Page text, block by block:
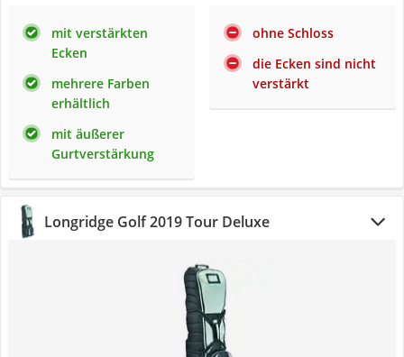
mit verstärkten
Ecken
mehrere Farben
erhältlich
mit äußerer
Gurtverstärkung
ohne Schloss
die Ecken sind nicht
verstärkt
Longridge Golf 2019 Tour Deluxe